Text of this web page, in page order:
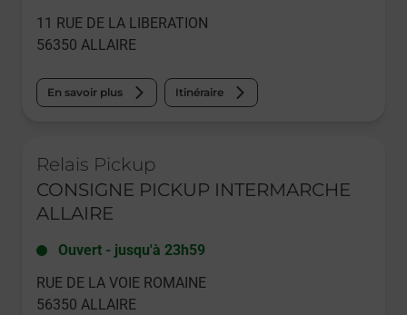
11 RUE DE LA LIBERATION
56350 ALLAIRE
En savoir plus Itinéraire
Relais Pickup
CONSIGNE PICKUP INTERMARCHE
ALLAIRE
Ouvert - jusqu'à 23h59
RUE DE LA VOIE ROMAINE
56350 ALLAIRE